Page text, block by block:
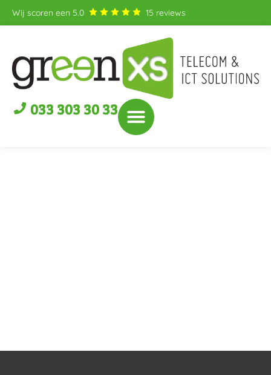
Wij scoren een 5.0 15 reviews
033 303 30 33